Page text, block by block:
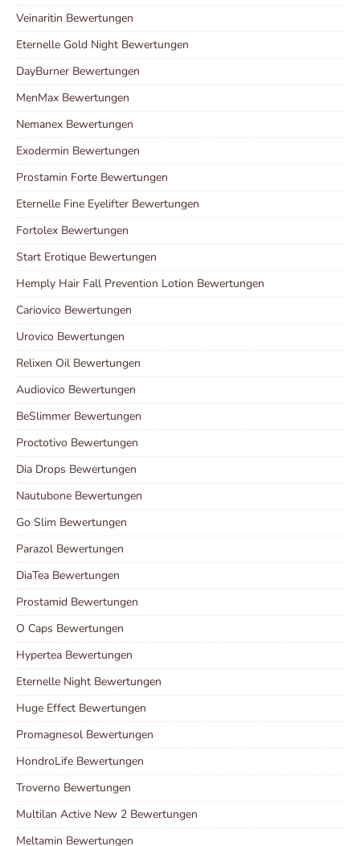
Veinaritin Bewertungen
Eternelle Gold Night Bewertungen
DayBurner Bewertungen
MenMax Bewertungen
Nemanex Bewertungen
Exodermin Bewertungen
Prostamin Forte Bewertungen
Eternelle Fine Eyelifter Bewertungen
Fortolex Bewertungen
Start Erotique Bewertungen
Hemply Hair Fall Prevention Lotion Bewertungen
Cariovico Bewertungen
Urovico Bewertungen
Relixen Oil Bewertungen
Audiovico Bewertungen
BeSlimmer Bewertungen
Proctotivo Bewertungen
Dia Drops Bewertungen
Nautubone Bewertungen
Go Slim Bewertungen
Parazol Bewertungen
DiaTea Bewertungen
Prostamid Bewertungen
O Caps Bewertungen
Hypertea Bewertungen
Eternelle Night Bewertungen
Huge Effect Bewertungen
Promagnesol Bewertungen
HondroLife Bewertungen
Troverno Bewertungen
Multilan Active New 2 Bewertungen
Meltamin Bewertungen